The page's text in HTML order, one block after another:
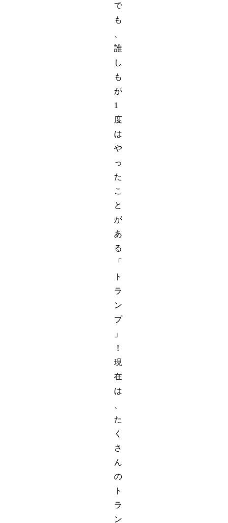
で
も
誰
し
も
が
1
度
は
や
っ
た
こ
と
が
あ
る
「
ト
ラ
ン
プ
」
！
現
在
は
た
く
さ
ん
の
ト
ラ
ン